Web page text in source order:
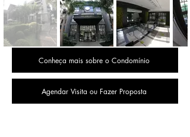
Conheça mais sobre o Condomínio
Agendar Visita ou Fazer Proposta